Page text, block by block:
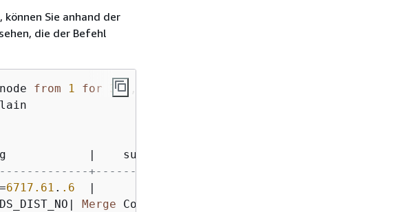
Sie anhand der
die der Befehl
from 1 for 30
|
+-------------------
=6717.61 . .6
|
| Merge